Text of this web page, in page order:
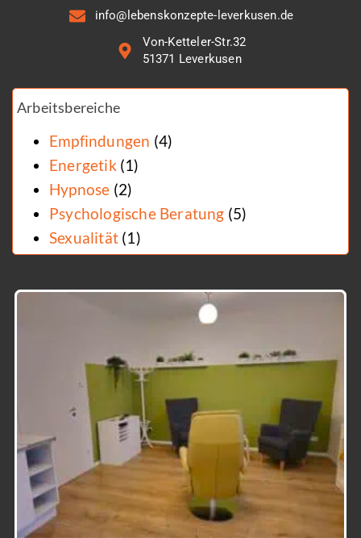
info@lebenskonzepte-leverkusen.de
Von-Ketteler-Str.32
51371 Leverkusen
Arbeitsbereiche
Empfindungen (4)
Energetik (1)
Hypnose (2)
Psychologische Beratung (5)
Sexualität (1)